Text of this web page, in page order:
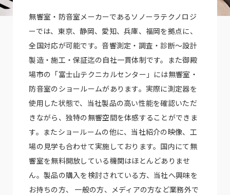
無響室・防音室メーカーであるソノーラテクノロジ
ーでは、東京、静岡、愛知、兵庫、福岡を拠点に、
全国対応が可能です。音響測定・調査・診断～設計
製造・施工・保証迄の自社一貫体制です。また御殿
場市の「富士山テクニカルセンター」には無響室・
防音室のショールームがあります。実際に測定器を
使用した状態で、当社製品の高い性能を確認いただ
きながら、独特の無響空間を体感することができま
す。またショールームの他に、当社紹介の映像、工
場の見学も合わせて実施しております。国内にて無
響室を無料開放している機関はほとんどありませ
ん。製品の購入を検討されている方、当社へ興味を
お持ちの方、 一般の方、メディアの方など業務外で